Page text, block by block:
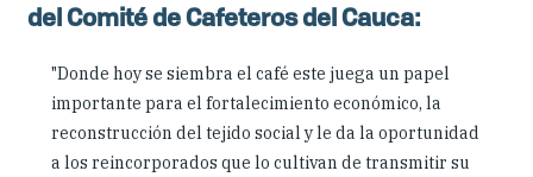
del Comité de Cafeteros del Cauca:
"Donde hoy se siembra el café este juega un papel
importante para el fortalecimiento económico, la
reconstrucción del tejido social y le da la oportunidad
a los reincorporados que lo cultivan de transmitir su